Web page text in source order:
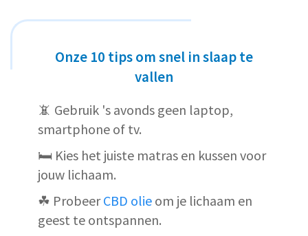
Onze 10 tips om snel in slaap te
vallen
📵 Gebruik 's avonds geen laptop,
smartphone of tv.
🛏 Kies het juiste matras en kussen voor
jouw lichaam.
☘ ProbeerCBD olie om je lichaam en
geest te ontspannen.